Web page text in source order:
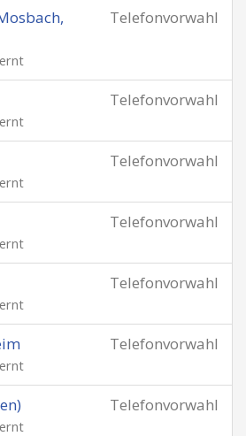
Telefonvorwahl
Telefonvorwahl
Telefonvorwahl
Telefonvorwahl
Telefonvorwahl
Telefonvorwahl
Telefonvorwahl